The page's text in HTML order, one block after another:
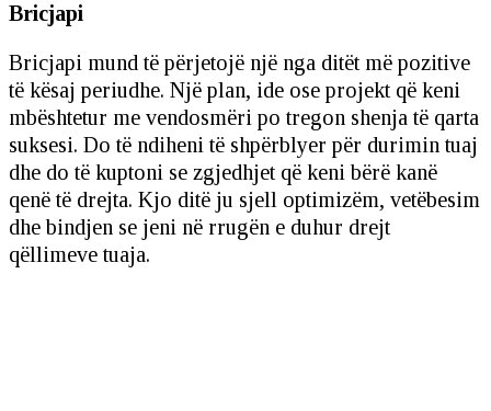
Bricjapi
Bricjapi mund të përjetojë një nga ditët më pozitive
të kësaj periudhe. Një plan, ide ose projekt që keni
mbështetur me vendosmëri po tregon shenja të qarta
suksesi. Do të ndiheni të shpërblyer për durimin tuaj
dhe do të kuptoni se zgjedhjet që keni bërë kanë
qenë të drejta. Kjo ditë ju sjell optimizëm, vetëbesim
dhe bindjen se jeni në rrugën e duhur drejt
qëllimeve tuaja.